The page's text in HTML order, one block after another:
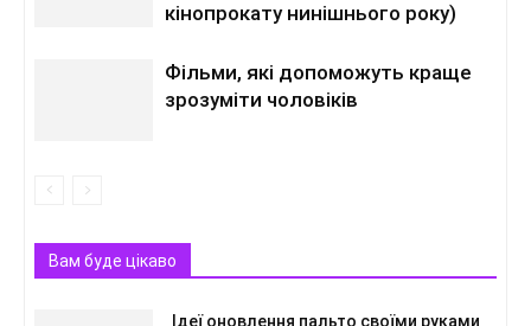
кінопрокату нинішнього року)
Фільми, які допоможуть краще
зрозуміти чоловіків
Вам буде цікаво
Ідеї оновлення пальто своїми руками